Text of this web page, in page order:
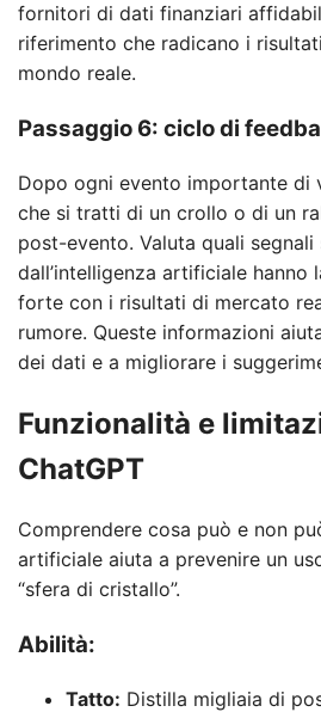
fornitori di dati finanziari
riferimento che radicano i
mondo reale.
Passaggio 6: ciclo di
Dopo ogni evento importante di
che si tratti di un crollo o di un
post-evento. Valuta quali segnali
dall’intelligenza artificiale hanno
forte con i risultati di mercato
rumore. Queste informazioni
dei dati e a migliorare i
Funzionalità e
ChatGPT
Comprendere cosa può e non
artificiale aiuta a prevenire un
“sfera di cristallo”.
Abilità:
Tatto: Distilla migliaia di